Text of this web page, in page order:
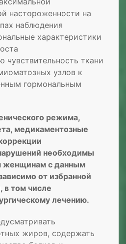
настороженности на
наблюдения
характеристики
чувствительность ткани
узлов к
гормональным
режима,
медикаментозные
необходимы
женщинам с данным
от избранной
в том числе
лечению.
жиров, содержать